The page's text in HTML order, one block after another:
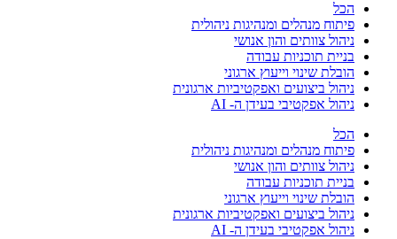
הכל
פיתוח מנהלים ומנהיגות ניהולית
ניהול צוותים והון אנושי
בניית תוכניות עבודה
הובלת שינוי וייעוץ ארגוני
ניהול ביצועים ואפקטיביות ארגונית
ניהול אפקטיבי בעידן ה- AI
הכל
פיתוח מנהלים ומנהיגות ניהולית
ניהול צוותים והון אנושי
בניית תוכניות עבודה
הובלת שינוי וייעוץ ארגוני
ניהול ביצועים ואפקטיביות ארגונית
ניהול אפקטיבי בעידן ה- AI